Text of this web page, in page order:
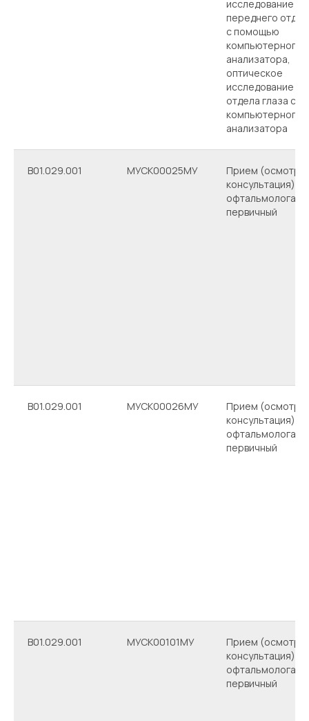
исследование
переднего
с помощью
компьютерного
анализатора,
оптическое
исследование
отдела глаза с
компьютерного
анализатора
B01.029.001 МУСК00025МУ
Прием (осмотр,
консультация)
офтальмолога
первичный
B01.029.001 МУСК00026МУ
Прием (осмотр,
консультация)
офтальмолога
первичный
B01.029.001 МУСК00101МУ
Прием (осмотр,
консультация)
офтальмолога
первичный